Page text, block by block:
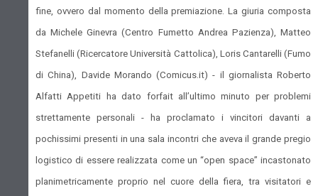
fine, ovvero dal momento della premiazione. La giuria composta
da Michele Ginevra (Centro Fumetto Andrea Pazienza), Matteo
Stefanelli (Ricercatore Università Cattolica), Loris Cantarelli (Fumo
di China), Davide Morando (Comicus.it) - il giornalista Roberto
Alfatti Appetiti ha dato forfait all’ultimo minuto per problemi
strettamente personali - ha proclamato i vincitori davanti a
pochissimi presenti in una sala incontri che aveva il grande pregio
logistico di essere realizzata come un “open space” incastonato
planimetricamente proprio nel cuore della fiera, tra visitatori e